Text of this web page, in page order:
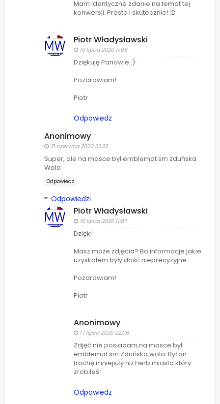
Mam identyczne zdanie na temat tej
konwersji. Prosto i skutecznie! :D
Piotr Władysławski
10 lipca 2020 11:06
Dziękuję Panowie :)
Pozdrawiam!
Piotr
Odpowiedz
Anonimowy
21 czerwca 2020 22:20
Super, ale na masce był emblemat sm zduńska
Wola
Odpowiedz
Odpowiedzi
Piotr Władysławski
10 lipca 2020 11:07
Dzięki!
Masz może zdjęcia? Bo informacje jakie
uzyskałem były dość nieprecyzyjne...
Pozdrawiam!
Piotr
Anonimowy
17 lipca 2020 22:06
Zdjęć nie posiadam,na masce był
emblemat sm Zduńska wola. Był on
trochę mniejszy niż herb miasta który
zrobiłeś
Odpowiedz